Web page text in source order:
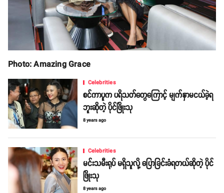
Photo: Amazing Grace
Celebrities
စင်ကာပူက ပရိသတ်တွေကြောင့် မျက်နှာမငယ်ခဲ့ရ
ဘူးဆိုတဲ့ ပိုင်ဖြိုးသု
8 years ago
Celebrities
မင်းသမီးရုပ် မရှိသူလို့ ပြောခြင်းခံရတယ်ဆိုတဲ့ ပိုင်
ဖြိုးသု
8 years ago